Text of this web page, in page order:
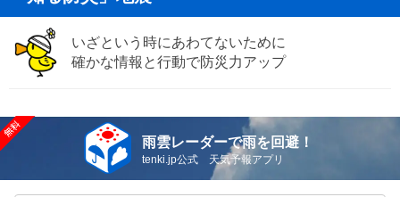
いざという時にあわてないために
確かな情報と行動で防災力アップ
雨雲レーダーで雨を回避！
tenki.jp公式 天気予報アプリ